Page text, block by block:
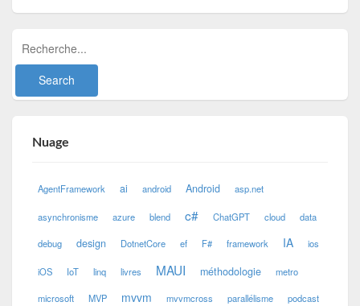
Nuage
AgentFramework ai android Android asp.net
asynchronisme azure blend c# ChatGPT cloud data
debug design DotnetCore ef F# framework IA ios
iOS IoT linq livres MAUI méthodologie metro
microsoft MVP mvvm mvvmcross parallélisme podcast